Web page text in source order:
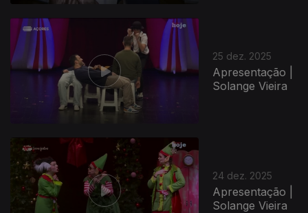
25 dez. 2025
Apresentação |
Solange Vieira
24 dez. 2025
Apresentação |
Solange Vieira